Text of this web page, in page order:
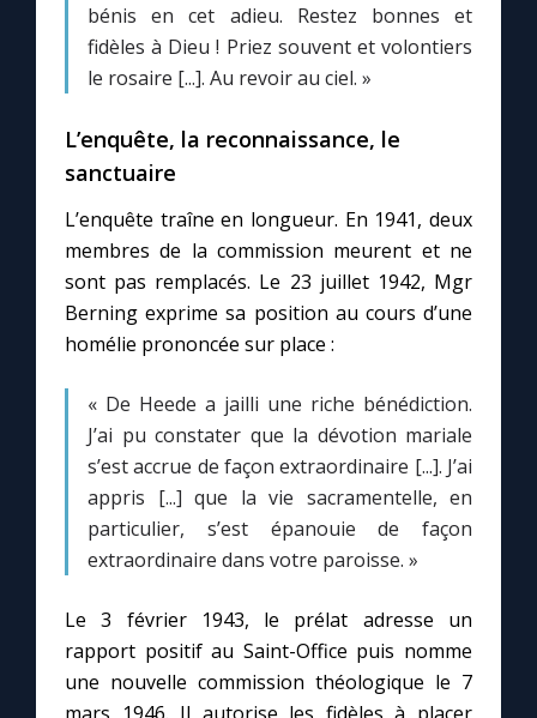
bénis en cet adieu. Restez bonnes et
fidèles à Dieu ! Priez souvent et volontiers
le rosaire [...]. Au revoir au ciel. »
L’enquête, la reconnaissance, le
sanctuaire
L’enquête traîne en longueur. En 1941, deux
membres de la commission meurent et ne
sont pas remplacés. Le 23 juillet 1942, Mgr
Berning exprime sa position au cours d’une
homélie prononcée sur place :
« De Heede a jailli une riche bénédiction.
J’ai pu constater que la dévotion mariale
s’est accrue de façon extraordinaire [...]. J’ai
appris [...] que la vie sacramentelle, en
particulier, s’est épanouie de façon
extraordinaire dans votre paroisse. »
Le 3 février 1943, le prélat adresse un
rapport positif au Saint-Office puis nomme
une nouvelle commission théologique le 7